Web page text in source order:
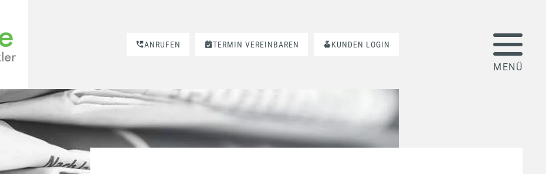
ANRUFEN TERMIN VEREINBAREN KUNDEN LOGIN